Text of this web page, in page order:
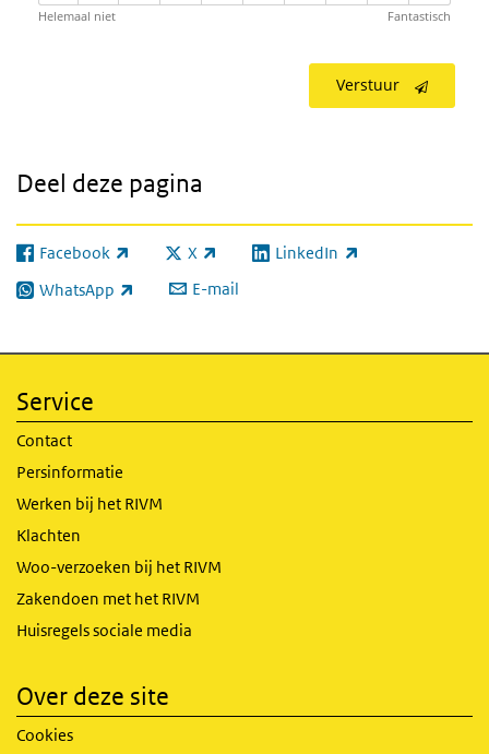
Helemaal niet Fantastisch
Verstuur
Deel deze pagina
Facebook
(externe link) X
(externe link) LinkedIn
(externe link)
WhatsApp
(externe link) E-mail
Service
Contact
Persinformatie
Werken bij het RIVM
Klachten
Woo-verzoeken bij het RIVM
Zakendoen met het RIVM
Huisregels sociale media
Over deze site
Cookies